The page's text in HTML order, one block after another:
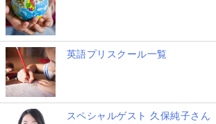
英語プリスクール一覧
スペシャルゲスト 久保純子さん